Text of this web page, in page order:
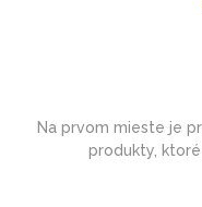
Na prvom mieste je
produkty,